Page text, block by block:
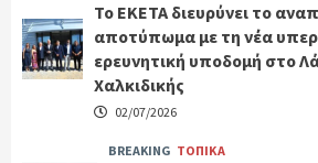
Το ΕΚΕΤΑ διευρύνει το
αποτύπωμα με τη νέα
ερευνητική υποδομή στο
Χαλκιδικής
02/07/2026
BREAKING ΤΟΠΙΚΑ